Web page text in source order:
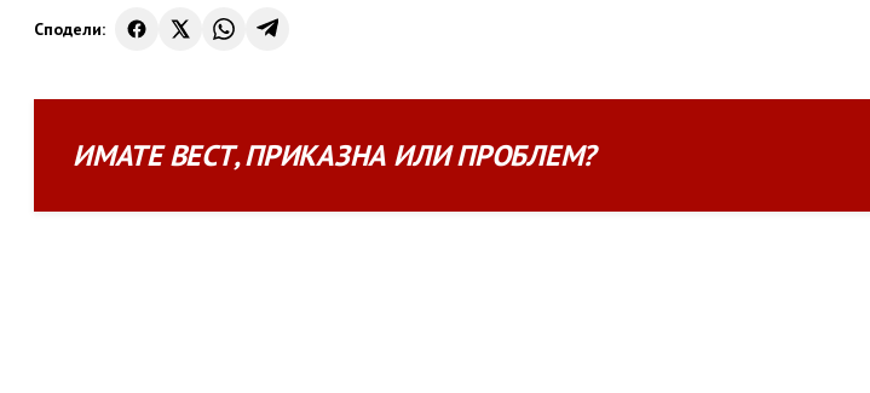
Сподели:
ИМАТЕВЕСТ,ПРИКАЗНА ИЛИПРОБЛЕМ?